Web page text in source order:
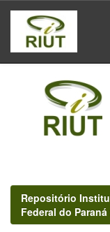
Skip
navigation
Repositório
Federal do Paraná